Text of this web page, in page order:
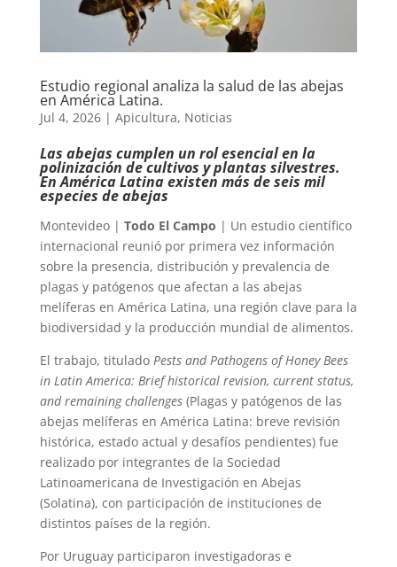
Estudio regional analiza la salud de las abejas
en América Latina.
Jul 4, 2026| Apicultura, Noticias
Las abejas cumplen un rol esencial en la
polinización de cultivos y plantas silvestres.
En América Latina existen más de seis mil
especies de abejas
Montevideo | Todo El Campo | Un estudio científico
internacional reunió por primera vez información
sobre la presencia, distribución y prevalencia de
plagas y patógenos que afectan a las abejas
melíferas en América Latina, una región clave para la
biodiversidad y la producción mundial de alimentos.
El trabajo, titulado Pests and Pathogens of Honey Bees
in Latin America: Brief historical revision, current status,
and remaining challenges (Plagas y patógenos de las
abejas melíferas en América Latina: breve revisión
histórica, estado actual y desafíos pendientes) fue
realizado por integrantes de la Sociedad
Latinoamericana de Investigación en Abejas
(Solatina), con participación de instituciones de
distintos países de la región.
Por Uruguay participaron investigadoras e